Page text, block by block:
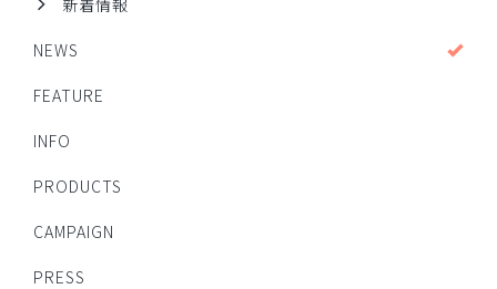
NEWS
FEATURE
INFO
PRODUCTS
CAMPAIGN
PRESS